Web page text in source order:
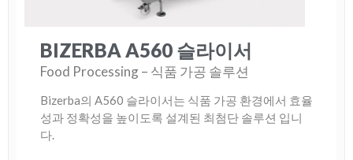
BIZERBA A560 슬라이서
Food Processing – 식품 가공 솔루션
Bizerba의 A560 슬라이서는 식품 가공 환경에서 효율
성과 정확성을 높이도록 설계된 최첨단 솔루션 입니
다.